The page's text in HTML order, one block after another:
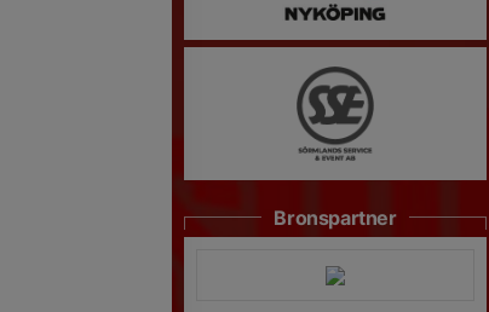
Bronspartner